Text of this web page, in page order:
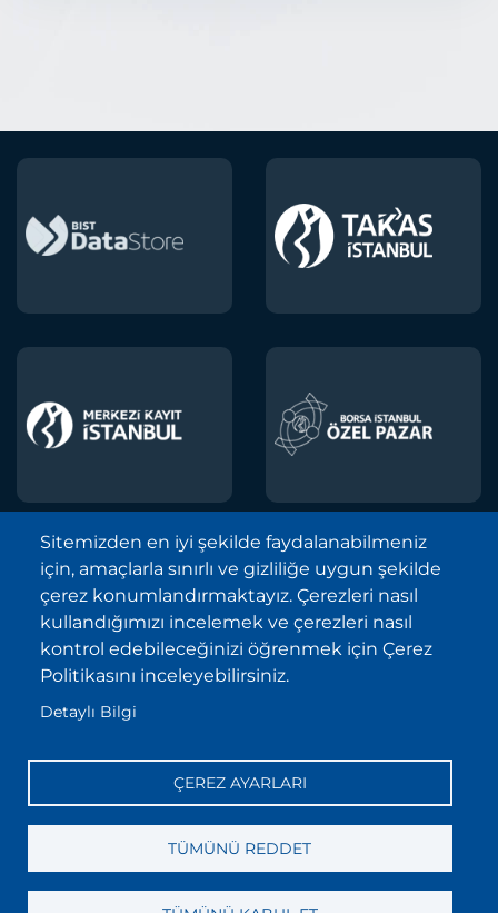
Borsa İstanbul A.Ş. © 2013-2025
Tüm Hakları Saklıdır.
Telif Hakkı ve Çekince İhbarı Bildirimi
Site Haritası
Kişisel Verilerin Korunması (KVKK)
Sıkça Sorulan Sorular
İletişim
Bilgi Toplumu Hizmetleri
Sitemizden en iyi şekilde faydalanabilmeniz
için, amaçlarla sınırlı ve gizliliğe uygun şekilde
çerez konumlandırmaktayız. Çerezleri nasıl
kullandığımızı incelemek ve çerezleri nasıl
kontrol edebileceğinizi öğrenmek için Çerez
Politikasını inceleyebilirsiniz.
Detaylı Bilgi
ÇEREZ AYARLARI
TÜMÜNÜ REDDET